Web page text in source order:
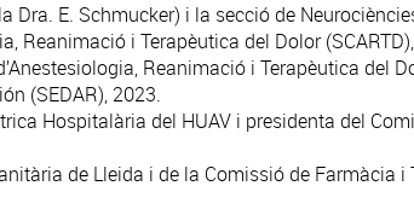
Dra. E. Schmucker) i la secció de
Reanimació i Terapèutica del Dolor
Reanimació i Terapèutica del
(SEDAR), 2023.
Hospitalària del HUAV i presidenta del
de Lleida i de la Comissió de Farmàcia